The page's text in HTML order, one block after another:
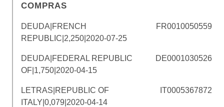
COMPRAS
DEUDA|FRENCH
REPUBLIC|2,250|2020-07-25
FR0010050559
DEUDA|FEDERAL REPUBLIC
OF|1,750|2020-04-15
DE0001030526
LETRAS|REPUBLIC OF
ITALY|0,079|2020-04-14
IT0005367872